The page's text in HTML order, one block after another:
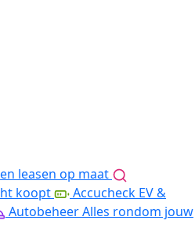
leasen op maat
koopt
Accucheck EV &
AutobeheerAlles rondom jouw